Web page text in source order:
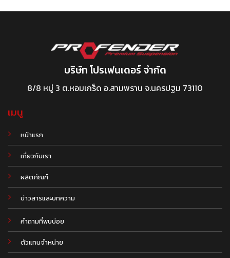
บริษัท โปรเฟนเดอร์ จำกัด
8/8 หมู่ 3 ต.หอมเกร็ด อ.สามพราน จ.นครปฐม 73110
เมนู
หน้าแรก
เกี่ยวกับเรา
ผลิตภัณฑ์
ข่าวสารและบทความ
.
คำถามที่พบบ่อย
ตัวแทนจำหน่าย